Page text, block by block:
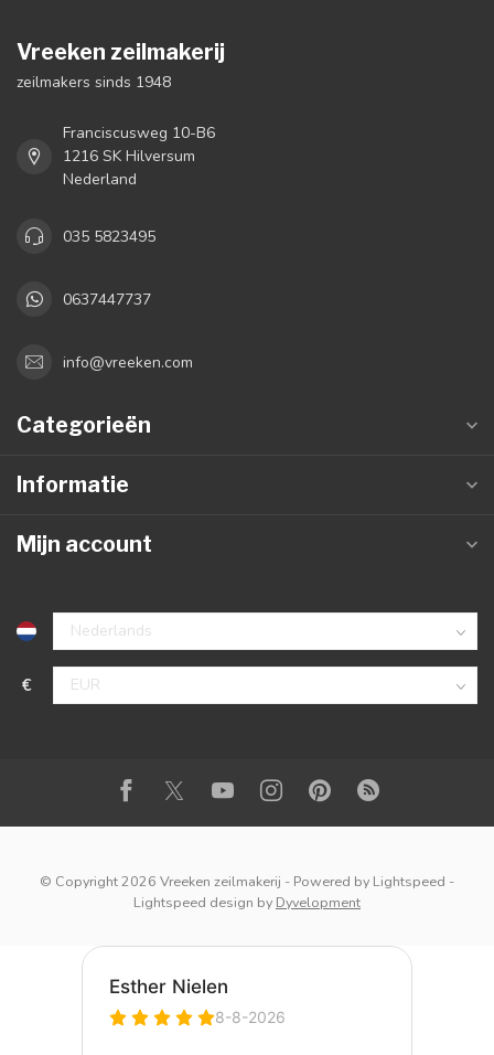
Vreeken zeilmakerij
zeilmakers sinds 1948
Franciscusweg 10-B6
1216 SK Hilversum
Nederland
035 5823495
0637447737
info@vreeken.com
Categorieën
Informatie
Mijn account
€
© Copyright 2026 Vreeken zeilmakerij - Powered by Lightspeed -
Lightspeed design by Dyvelopment